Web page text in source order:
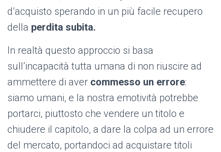
d’acquisto sperando in un più facile recupero
della perdita subita.
In realtà questo approccio si basa
sull’incapacità tutta umana di non riuscire ad
ammettere di aver commesso un errore:
siamo umani, e la nostra emotività potrebbe
portarci, piuttosto che vendere un titolo e
chiudere il capitolo, a dare la colpa ad un errore
del mercato, portandoci ad acquistare titoli